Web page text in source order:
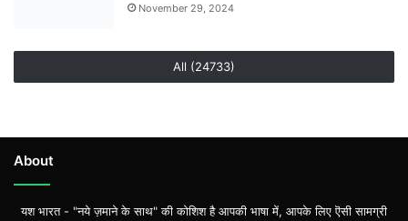
November 29, 2024
All (24733)
About
यश भारत - "नये ज़माने के साथ" की कोशिश है आपकी भाषा में, आपके लिए ऎसी सामग्री